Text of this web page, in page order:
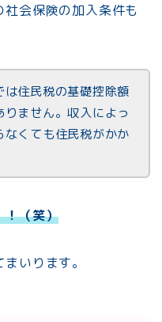
会保険の加入条件も
は住民税の基礎控除額
ません。収入によっ
くても住民税がかか
！（笑）
いります。